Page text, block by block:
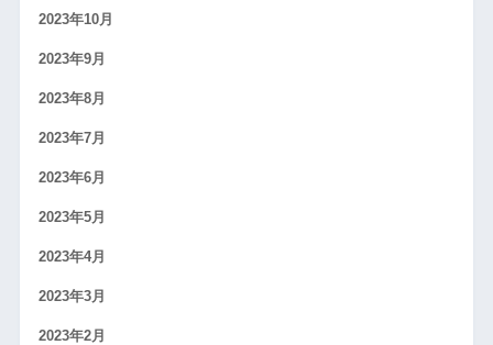
2023年10月
2023年9月
2023年8月
2023年7月
2023年6月
2023年5月
2023年4月
2023年3月
2023年2月